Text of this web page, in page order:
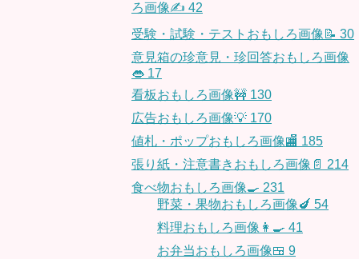
ろ画像✍️ 42
受験・試験・テストおもしろ画像📝 30
意見箱の珍意見・珍回答おもしろ画像
👄 17
看板おもしろ画像🚧 130
広告おもしろ画像💡 170
値札・ポップおもしろ画像🏬 185
張り紙・注意書きおもしろ画像📄 214
食べ物おもしろ画像🍳 231
野菜・果物おもしろ画像🍆 54
料理おもしろ画像👩‍🍳 41
お弁当おもしろ画像🍱 9